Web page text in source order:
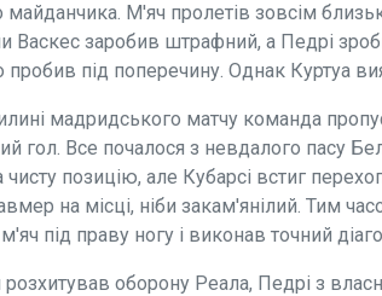
М'яч пролетів зовсім
Васкес заробив штрафний, а Педрі
під поперечину. Однак Куртуа
мадридського матчу команда
гол. Все почалося з невдалого пасу
чисту позицію, але Кубарсі встиг
на місці, ніби закам'янілий. Тим
під праву ногу і виконав точний
оборону Реала, Педрі з